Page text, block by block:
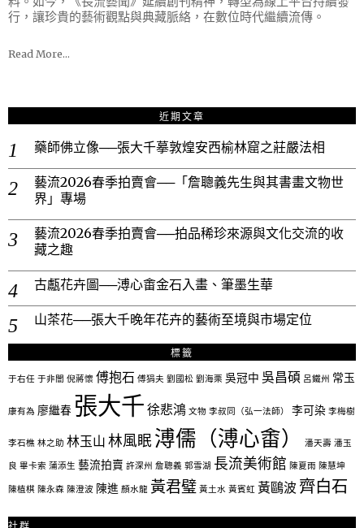
行，讓珍貴的藝術觀點與典藏脈絡，在數位時代繼續流傳。
Read More…
近期文章
藥師佛立像──張大千摹敦煌安西榆林窟之莊嚴法相
藝流2026春季拍賣會──「詹聰義先生與其書畫文物世
界」專場
藝流2026春季拍賣會──拍品稀珍來源與文化交流的收
藏之趣
古甗花卉圖──溥心畬金石入畫、筆墨生華
山茶花──張大千晚年花卉的藝術至境與市場定位
標籤
于右任于非闇 倪蔣懷 傅抱石 傅狷夫 劉國松 劉海栗 吳冠中 吳昌碩 呂鐵州 常玉
康有為 廖繼春 張大千徐悲鴻文物 李叔同（弘一法師） 李可染李梅樹
李石樵林之助 林玉山林風眠溥儒（溥心畬） 潘天壽潘玉
良 畢卡索 蒲添生 藝流拍賣 許深州 詹聰義 郭雪湖 長流美術館 陳夏雨 陳慧坤
陳植棋陳永森 陳澄波 陳進 顏水龍 黃君璧黃土水 黃賓虹 黃鷗波 齊白石
社群